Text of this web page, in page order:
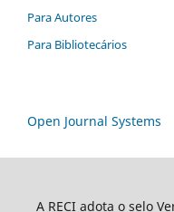
Para Autores
Para Bibliotecários
Open Journal Systems
A RECI adota o selo